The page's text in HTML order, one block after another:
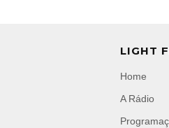
LIGHT
Home
A Rádio